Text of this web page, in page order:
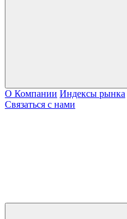
О Компании Индексы рынка
Связаться с нами